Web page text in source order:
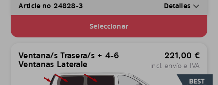
Article no 24828-3 Detalles
Seleccionar
Ventana/s Trasera/s + 4-6
Ventanas Laterale
221,00 €
incl. envío e IVA